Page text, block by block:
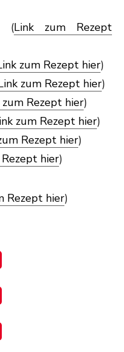
(Link zum Rezept
zum Rezept hier)
zum Rezept hier)
zum Rezept hier)
zum Rezept hier)
Rezept hier)
hier)
Rezept hier)